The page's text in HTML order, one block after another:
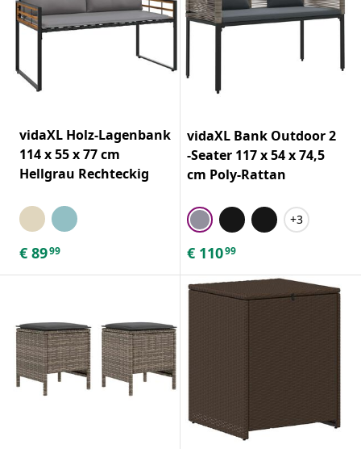
vidaXL Holz-Lagenbank
114 x 55 x 77 cm
Hellgrau Rechteckig
€ 8999
vidaXL Bank Outdoor 2
-Seater 117 x 54 x 74,5
cm Poly-Rattan
+3
€ 11099